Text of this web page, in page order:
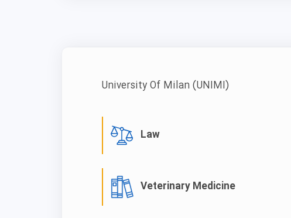
برای متقاضیان مهاجرت تحصیلی فراهم
ایتالیایی شامل دوره‌های کارشناسی، کارشناسی
نو، دریافت بورسیه در ایتالیا فرآیندی ساده
میلان، تنها نیاز به یک پذیرش تحصیلی دارید.
دانشگاه
University Of Milan (UNIMI)
Law
Veterinary Medicine